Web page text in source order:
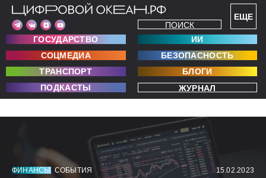
ЕЩЕ
ПОИСК
ГОСУДАРСТВО
ИИ
СОЦМЕДИА
БЕЗОПАСНОСТЬ
ТРАНСПОРТ
БЛОГИ
ПОДКАСТЫ
ЖУРНАЛ
ФИНАНСЫ СОБЫТИЯ 15.02.2023